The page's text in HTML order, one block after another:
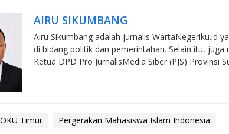
AIRU SIKUMBANG
Airu Sikumbang adalah jurnalis WartaNegeriku.id
di bidang politik dan pemerintahan. Selain itu, juga
Ketua DPD Pro JurnalisMedia Siber (PJS) Provinsi
Timur
Pergerakan Mahasiswa Islam Indonesia